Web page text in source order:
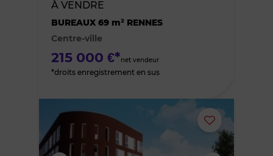
À VENDRE
BUREAUX 69 m² RENNES
Centre-ville
215 000 €*net vendeur
*droits enregistrement en sus
Ajouter
ou